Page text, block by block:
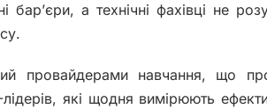
бар’єри, а технічні фахівці
провайдерами навчання, що
які щодня вимірюють